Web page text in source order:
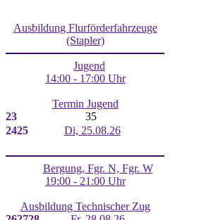
Ausbildung Flurförderfahrzeuge
(Stapler)
Jugend
14:00 - 17:00 Uhr
Termin Jugend
23
35
2425 Di, 25.08.26
Bergung, Fgr. N, Fgr. W
19:00 - 21:00 Uhr
Ausbildung Technischer Zug